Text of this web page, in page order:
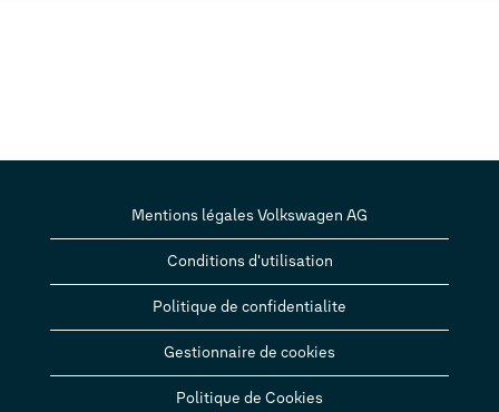
Mentions légales Volkswagen AG
Conditions d'utilisation
Politique de confidentialite
Gestionnaire de cookies
Politique de Cookies